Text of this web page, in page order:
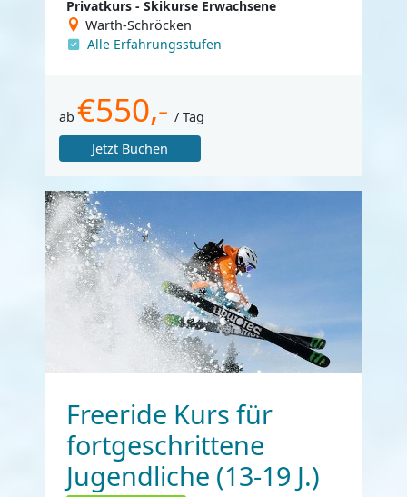
Privatkurs - Skikurse Erwachsene
Warth-Schröcken
Alle Erfahrungsstufen
ab €550,- / Tag
Jetzt Buchen
Freeride Kurs für
fortgeschrittene
Jugendliche (13-19 J.)